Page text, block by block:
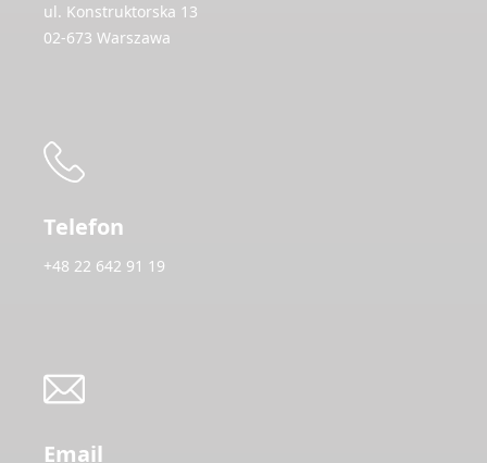
ul. Konstruktorska 13
02-673 Warszawa
Telefon
+48 22 642 91 19
Email